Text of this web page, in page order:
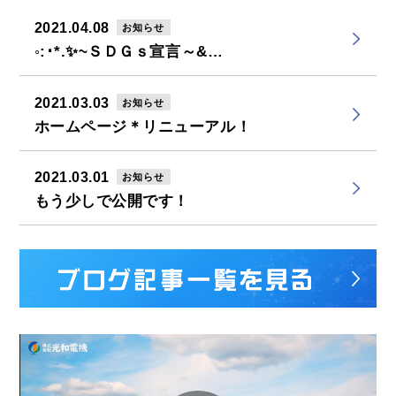
2021.04.08 お知らせ
◦:･*.✨~ＳＤＧｓ宣言～&…
2021.03.03 お知らせ
ホームページ＊リニューアル！
2021.03.01 お知らせ
もう少しで公開です！